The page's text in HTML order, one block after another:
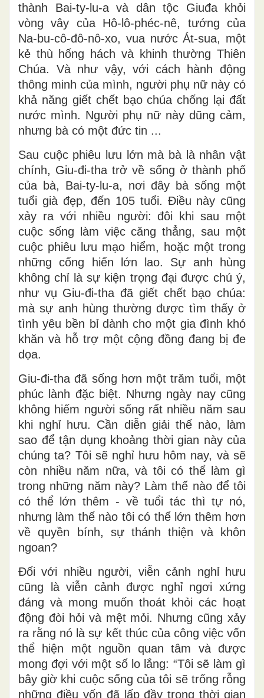
thành Bai-ty-lu-a và dân tộc Giuđa khỏi
vòng vây của Hô-lô-phéc-nê, tướng của
Na-bu-cô-đô-nô-xo, vua nước Át-sua, một
kẻ thù hống hách và khinh thường Thiên
Chúa. Và như vậy, với cách hành động
thông minh của mình, người phụ nữ này có
khả năng giết chết bạo chúa chống lại đất
nước mình. Người phụ nữ này dũng cảm,
nhưng bà có một đức tin ...
Sau cuộc phiêu lưu lớn mà bà là nhân vật
chính, Giu-đi-tha trở về sống ở thành phố
của bà, Bai-ty-lu-a, nơi đây bà sống một
tuổi già đẹp, đến 105 tuổi. Điều này cũng
xảy ra với nhiều người: đôi khi sau một
cuộc sống làm việc căng thẳng, sau một
cuộc phiêu lưu mạo hiểm, hoặc một trong
những cống hiến lớn lao. Sự anh hùng
không chỉ là sự kiện trọng đại được chú ý,
như vụ Giu-đi-tha đã giết chết bạo chúa:
mà sự anh hùng thường được tìm thấy ở
tình yêu bền bỉ dành cho một gia đình khó
khăn và hỗ trợ một cộng đồng đang bị đe
dọa.
Giu-đi-tha đã sống hơn một trăm tuổi, một
phúc lành đặc biệt. Nhưng ngày nay cũng
không hiếm người sống rất nhiều năm sau
khi nghỉ hưu. Cần diễn giải thế nào, làm
sao để tận dụng khoảng thời gian này của
chúng ta? Tôi sẽ nghỉ hưu hôm nay, và sẽ
còn nhiều năm nữa, và tôi có thể làm gì
trong những năm này? Làm thế nào để tôi
có thể lớn thêm - về tuổi tác thì tự nó,
nhưng làm thế nào tôi có thể lớn thêm hơn
về quyền bính, sự thánh thiện và khôn
ngoan?
Đối với nhiều người, viễn cảnh nghỉ hưu
cũng là viễn cảnh được nghỉ ngơi xứng
đáng và mong muốn thoát khỏi các hoạt
động đòi hỏi và mệt mỏi. Nhưng cũng xảy
ra rằng nó là sự kết thúc của công việc vốn
thể hiện một nguồn quan tâm và được
mong đợi với một số lo lắng: “Tôi sẽ làm gì
bây giờ khi cuộc sống của tôi sẽ trống rỗng
những điều vốn đã lấp đầy trong thời gian